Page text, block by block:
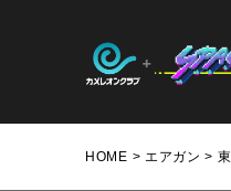
HOME エアガン